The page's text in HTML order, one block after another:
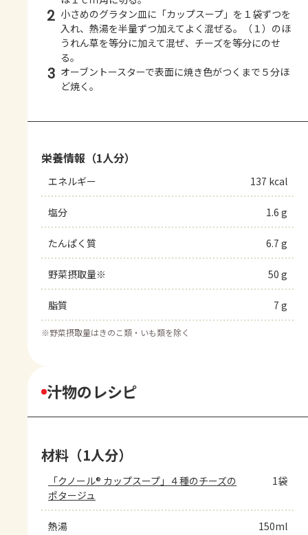
2 小さめのグラタン皿に「カップスープ」を１袋ずつを
入れ、熱湯を半量ずつ加えてよく混ぜる。（１）のほ
うれん草を等分に加えて混ぜ、チーズを等分にのせ
る。
3 オーブントースターで表面に焼き色がつくまで５分ほ
ど焼く。
栄養情報（1人分）
エネルギー 137 kcal
塩分 1.6 g
たんぱく質 6.7 g
野菜摂取量※ 50 g
脂質 7 g
※野菜摂取量はきのこ類・いも類を除く
汁物のレシピ
材料（1人分）
「クノール® カップスープ」４種のチーズの
ポタージュ
1袋
熱湯 150ml